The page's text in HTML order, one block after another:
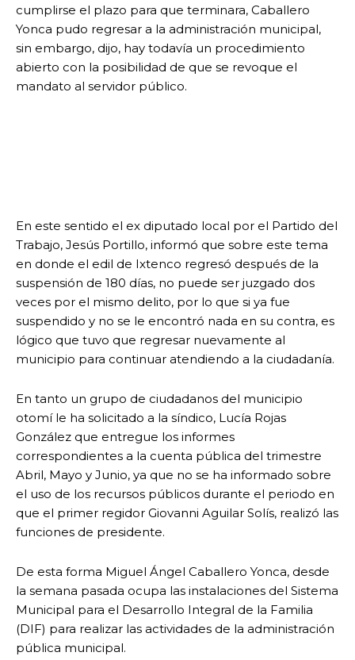
cumplirse el plazo para que terminara, Caballero
Yonca pudo regresar a la administración municipal,
sin embargo, dijo, hay todavía un procedimiento
abierto con la posibilidad de que se revoque el
mandato al servidor público.
En este sentido el ex diputado local por el Partido del
Trabajo, Jesús Portillo, informó que sobre este tema
en donde el edil de Ixtenco regresó después de la
suspensión de 180 días, no puede ser juzgado dos
veces por el mismo delito, por lo que si ya fue
suspendido y no se le encontró nada en su contra, es
lógico que tuvo que regresar nuevamente al
municipio para continuar atendiendo a la ciudadanía.
En tanto un grupo de ciudadanos del municipio
otomí le ha solicitado a la síndico, Lucía Rojas
González que entregue los informes
correspondientes a la cuenta pública del trimestre
Abril, Mayo y Junio, ya que no se ha informado sobre
el uso de los recursos públicos durante el periodo en
que el primer regidor Giovanni Aguilar Solís, realizó las
funciones de presidente.
De esta forma Miguel Ángel Caballero Yonca, desde
la semana pasada ocupa las instalaciones del Sistema
Municipal para el Desarrollo Integral de la Familia
(DIF) para realizar las actividades de la administración
pública municipal.